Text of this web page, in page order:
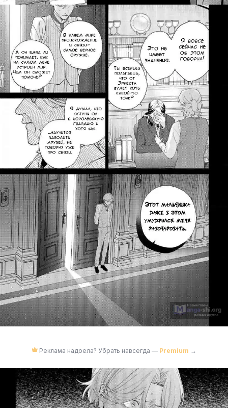
Реклама надоела? Убрать навсегда — Premium →